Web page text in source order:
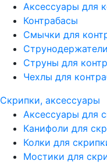
Аксессуары для
Контрабасы
Смычки для
Струны для
Чехлы для
Скрипки, аксессуары
Аксессуары для
Канифоли для
Колки для
Мостики для